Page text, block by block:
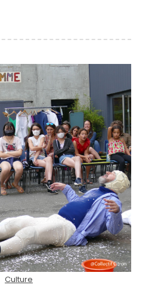
Culture